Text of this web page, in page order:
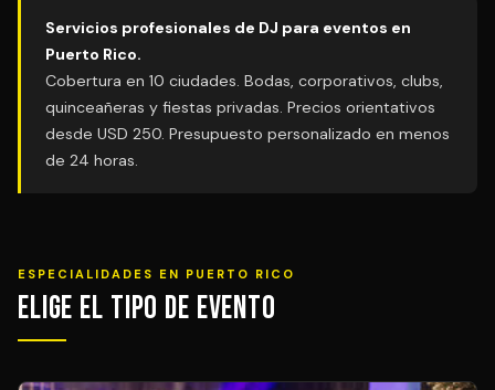
Servicios profesionales de DJ para eventos en
Puerto Rico.
Cobertura en 10 ciudades. Bodas, corporativos, clubs,
quinceañeras y fiestas privadas. Precios orientativos
desde USD 250. Presupuesto personalizado en menos
de 24 horas.
ESPECIALIDADES EN PUERTO RICO
Elige el Tipo de Evento